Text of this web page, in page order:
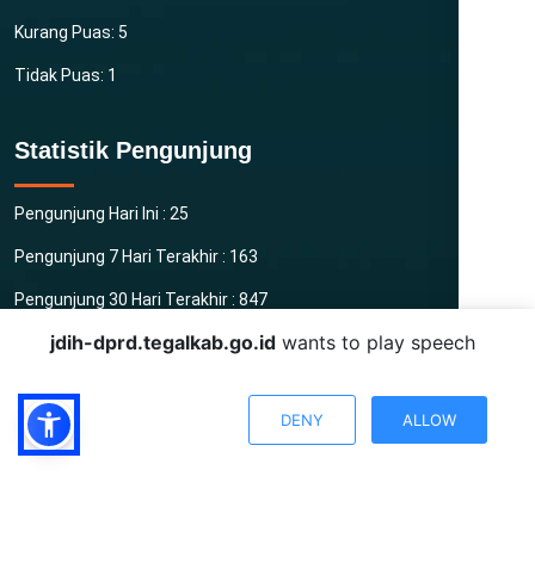
Kurang Puas: 5
Tidak Puas: 1
Statistik Pengunjung
Pengunjung Hari Ini : 25
Pengunjung 7 Hari Terakhir : 163
Pengunjung 30 Hari Terakhir : 847
Total Pengunjung : 3993
Copyright © 2025 JDIH DPRD Kabupaten Tegal
jdih-dprd.tegalkab.go.id wants to play speech
DENY ALLOW